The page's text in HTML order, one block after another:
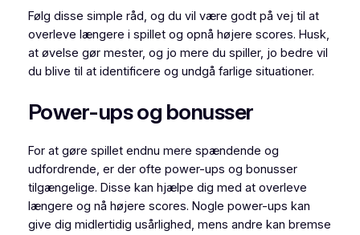
Følg disse simple råd, og du vil være godt på vej til at
overleve længere i spillet og opnå højere scores. Husk,
at øvelse gør mester, og jo mere du spiller, jo bedre vil
du blive til at identificere og undgå farlige situationer.
Power-ups og bonusser
For at gøre spillet endnu mere spændende og
udfordrende, er der ofte power-ups og bonusser
tilgængelige. Disse kan hjælpe dig med at overleve
længere og nå højere scores. Nogle power-ups kan
give dig midlertidig usårlighed, mens andre kan bremse